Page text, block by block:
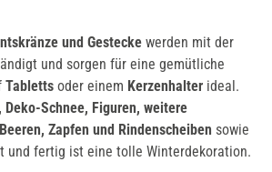
und Gestecke werden mit der
und sorgen für eine gemütliche
Tabletts oder einem Kerzenhalter ideal.
Deko-Schnee, Figuren, weitere
Zapfen und Rindenscheiben sowie
und fertig ist eine tolle Winterdekoration.